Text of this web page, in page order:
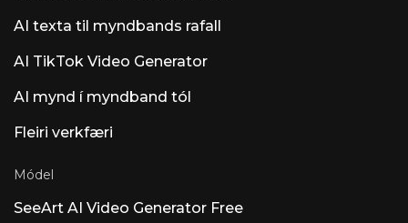
AI texta til myndbands rafall
AI TikTok Video Generator
AI mynd í myndband tól
Fleiri verkfæri
Módel
SeeArt AI Video Generator Free